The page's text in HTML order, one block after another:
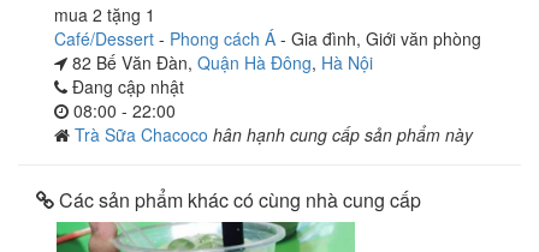
mua 2 tặng 1
Café/Dessert - Phong cách Á - Gia đình, Giới văn phòng
82 Bế Văn Đàn, Quận Hà Đông, Hà Nội
Đang cập nhật
08:00 - 22:00
Trà Sữa Chacoco hân hạnh cung cấp sản phẩm này
Các sản phẩm khác có cùng nhà cung cấp